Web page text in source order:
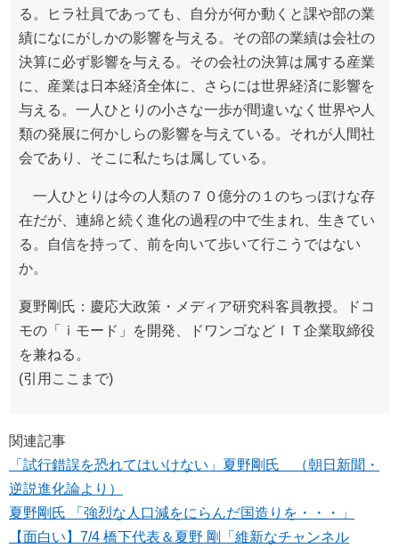
る。ヒラ社員であっても、自分が何か動くと課や部の業
績になにがしかの影響を与える。その部の業績は会社の
決算に必ず影響を与える。その会社の決算は属する産業
に、産業は日本経済全体に、さらには世界経済に影響を
与える。一人ひとりの小さな一歩が間違いなく世界や人
類の発展に何かしらの影響を与えている。それが人間社
会であり、そこに私たちは属している。
一人ひとりは今の人類の７０億分の１のちっぽけな存
在だが、連綿と続く進化の過程の中で生まれ、生きてい
る。自信を持って、前を向いて歩いて行こうではない
か。
夏野剛氏：慶応大政策・メディア研究科客員教授。ドコ
モの「ｉモード」を開発、ドワンゴなどＩＴ企業取締役
を兼ねる。
(引用ここまで)
関連記事
「試行錯誤を恐れてはいけない」夏野剛氏 （朝日新聞・
逆説進化論より）
夏野剛氏 「強烈な人口減をにらんだ国造りを・・・」
【面白い】7/4 橋下代表＆夏野 剛「維新なチャンネル